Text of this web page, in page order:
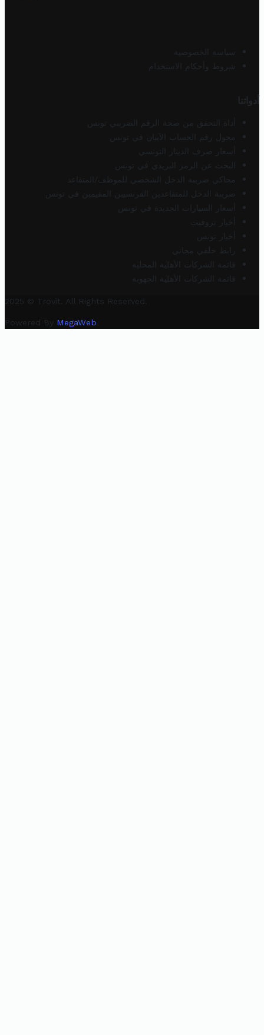
سياسة الخصوصية
شروط وأحكام الاستخدام
أدواتنا
أداة التحقق من صحة الرقم الضريبي تونس
محول رقم الحساب الآيبان في تونس
أسعار صرف الدينار التونسي
البحث عن الرمز البريدي في تونس
محاكي ضريبة الدخل الشخصي للموظف/المتقاعد
ضريبة الدخل للمتقاعدين الفرنسيين المقيمين في تونس
أسعار السيارات الجديدة في تونس
أخبار تروفيت
أخبار تونس
رابط خلفي مجاني
قائمة الشركات الأهلية المحلية
قائمة الشركات الأهلية الجهوية
2025 © Trovit. All Rights Reserved.
Powered By MegaWeb